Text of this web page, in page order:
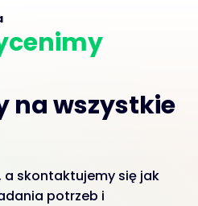
na wszystkie
a skontaktujemy się jak
potrzeb i